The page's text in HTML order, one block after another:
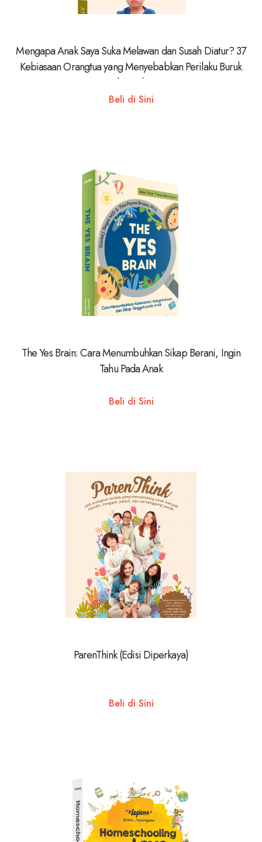
Mengapa Anak Saya Suka Melawan dan Susah Diatur? 37
Kebiasaan Orangtua yang Menyebabkan Perilaku Buruk
pada Anaknya
Beli di Sini
The Yes Brain: Cara Menumbuhkan Sikap Berani, Ingin
Tahu Pada Anak
Beli di Sini
ParenThink (Edisi Diperkaya)
Beli di Sini